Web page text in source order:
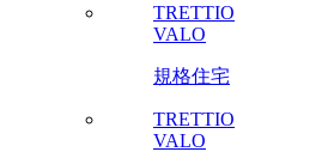
TRETTIO
VALO
規格住宅
TRETTIO
VALO